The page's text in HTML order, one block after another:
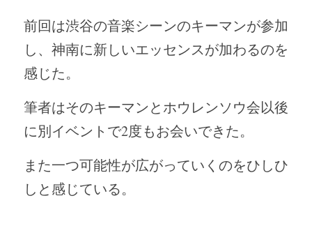
前回は渋谷の音楽シーンのキーマンが参加
し、神南に新しいエッセンスが加わるのを
感じた。
筆者はそのキーマンとホウレンソウ会以後
に別イベントで2度もお会いできた。
また一つ可能性が広がっていくのをひしひ
しと感じている。